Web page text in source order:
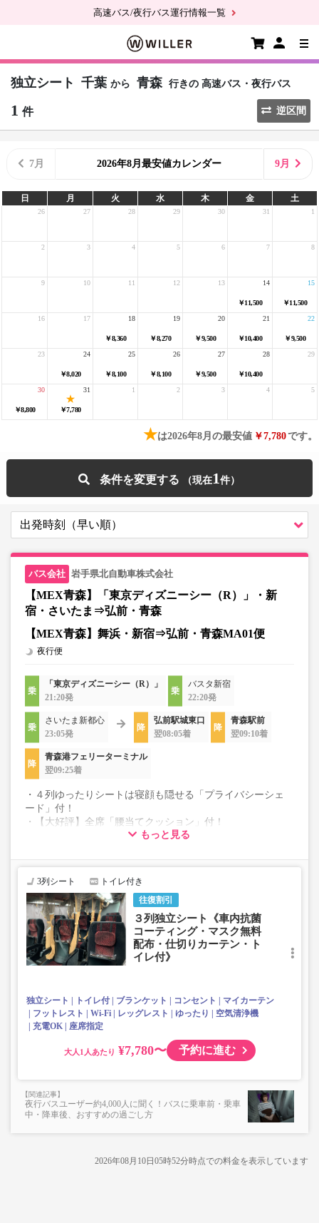
高速バス/夜行バス運行情報一覧
独立シート 千葉 から 青森 行きの 高速バス・夜行バス
1 件 逆区間
7月 2026年8月最安値カレンダー 9月
日 月 火 水 木 金 土
26 27 28 29 30 31 1
2 3 4 5 6 7 8
9 10 11 12 13
￥11,500
14
￥11,500
15
16 17
￥8,360
18
￥8,270
19
￥9,500
20
￥10,400
21
￥9,500
22
23
￥8,020
24
￥8,100
25
￥8,100
26
￥9,500
27
￥10,400
28 29
￥8,800
30
￥7,780
31 1 2 3 4 5
★は2026年8月の最安値 ￥7,780です。
条件を変更する 1
岩手県北自動車株式会社
【MEX青森】「東京ディズニーシー（R）」・新
宿・さいたま⇒弘前・青森
【MEX青森】舞浜・新宿⇒弘前・青森MA01便
夜行便
「東京ディズニーシー（R）」
21:20発
バスタ新宿
22:20発
さいたま新都心
23:05発
弘前駅城東口
翌08:05着
青森駅前
翌09:10着
青森港フェリーターミナル
翌09:25着
・４列ゆったりシートは寝顔も隠せる「プライバシーシェ
ード」付！
・【大好評】全席「腰当てクッション」付！
・Wi-Fi無料、充電用コンセント、個別照明を完備！
・《抗菌、消臭、抗ウイルス》車内コーティング施工車両
・《クリーニング済、包装》ブランケットの貸出♪
・《マスク無料配布》乗降口にご用意しております
・ヘッドレスト(上下移動・取外し可能）、レッグレスト有
り☆
・フットレスト(一部無い席があります）、使い捨てスリッ
パ付☆
異なります。
もっと見る
往復割引
3列シート トイレ付き
３列独立シート《車内抗菌
コーティング・マスク無料
配布・仕切りカーテン・ト
イレ付》
独立シート トイレ付 ブランケット コンセント
マイカーテン
フットレスト
Wi-Fi レッグレスト ゆったり
空気清浄機
充電OK
座席指定
大人 ¥7,780〜 予約に進む
夜行バスユーザー約4,000人に聞く！バスに乗車前・乗車
中・降車後、おすすめの過ごし方
2026年08月10日05時52分時点での料金を表示しています